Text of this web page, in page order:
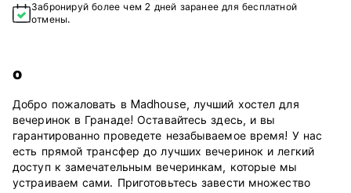
Забронируй более чем 2 дней заранее для бесплатной
отмены.
о
Добро пожаловать в Madhouse, лучший хостел для
вечеринок в Гранаде! Оставайтесь здесь, и вы
гарантированно проведете незабываемое время! У нас
есть прямой трансфер до лучших вечеринок и легкий
доступ к замечательным вечеринкам, которые мы
устраиваем сами. Приготовьтесь завести множество